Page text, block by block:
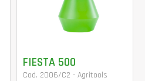
FIESTA 500
Cod. 2006/C2 - Agritools